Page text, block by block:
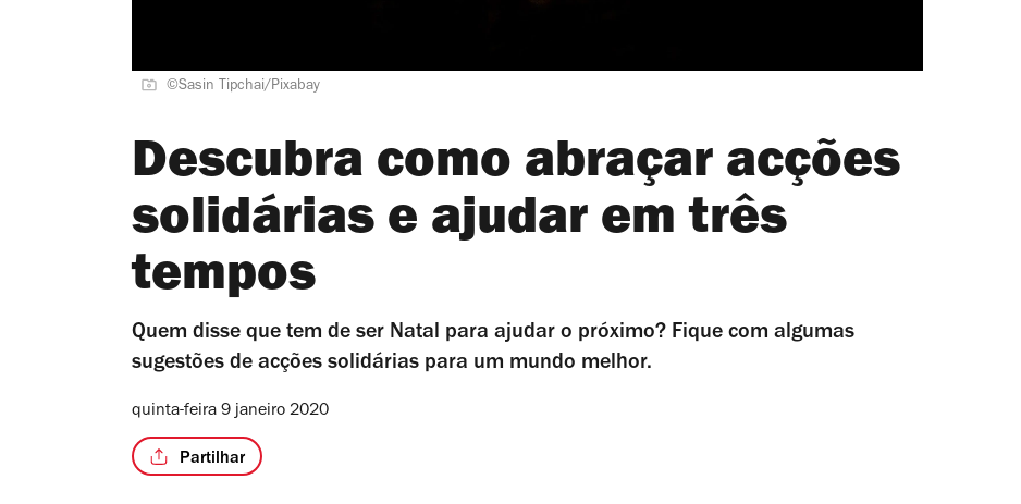
©Sasin Tipchai/Pixabay
Descubra como abraçar acções
solidárias e ajudar em três
tempos
Quem disse que tem de ser Natal para ajudar o próximo? Fique com algumas
sugestões de acções solidárias para um mundo melhor.
quinta-feira 9 janeiro 2020
Partilhar